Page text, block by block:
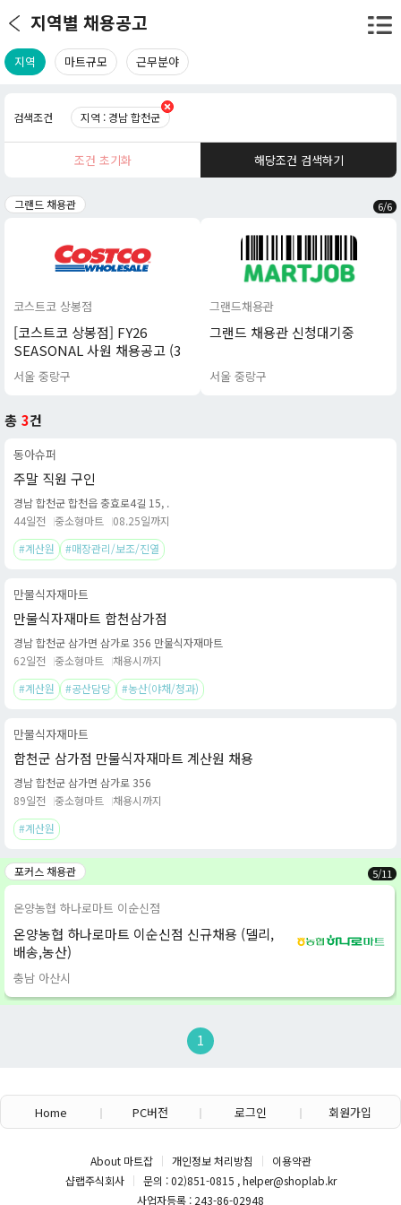
지역별 채용공고
지역 마트규모 근무분야
검색조건 지역 : 경남 합천군
조건 초기화 해당조건 검색하기
그랜드 채용관 6/6
코스트코 상봉점
[코스트코 상봉점] FY26
SEASONAL 사원 채용공고 (3
차) (보건증 필수)
서울 중랑구
그랜드채용관
그랜드 채용관 신청대기중
서울 중랑구
총 3건
동아슈퍼
주말 직원 구인
경남 합천군 합천읍 충효로4길 15, .
44일전
중소형마트
08.25일까지
#계산원
#매장관리/보조/진열
만물식자재마트
만물식자재마트 합천삼가점
경남 합천군 삼가면 삼가로 356 만물식자재마트
62일전
중소형마트
채용시까지
#계산원
#공산담당 #농산(야채/청과)
만물식자재마트
합천군 삼가점 만물식자재마트 계산원 채용
경남 합천군 삼가면 삼가로 356
89일전
중소형마트
채용시까지
#계산원
포커스 채용관 5/11
온양농협 하나로마트 이순신점
온양농협 하나로마트 이순신점 신규채용 (델리,
배송,농산)
충남 아산시
1
Home PC버전 로그인 회원가입
About 마트잡 개인정보 처리방침
이용약관
샵랩주식회사
문의 : 02)851-0815 , helper@shoplab.kr
사업자등록 : 243-86-02948